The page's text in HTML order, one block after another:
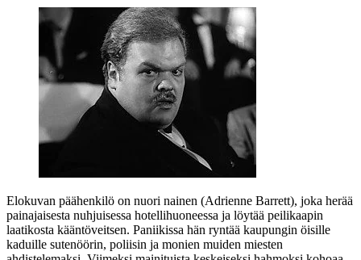
Elokuvan päähenkilö on nuori nainen (Adrienne Barrett), joka herää
painajaisesta nuhjuisessa hotellihuoneessa ja löytää peilikaapin
laatikosta kääntöveitsen. Paniikissa hän ryntää kaupungin öisille
kaduille sutenöörin, poliisin ja monien muiden miesten